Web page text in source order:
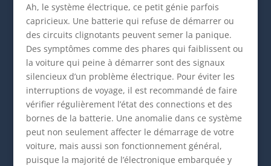
Ah, le système électrique, ce petit génie parfois
capricieux. Une batterie qui refuse de démarrer ou
des circuits clignotants peuvent semer la panique.
Des symptômes comme des phares qui faiblissent ou
la voiture qui peine à démarrer sont des signaux
silencieux d’un problème électrique. Pour éviter les
interruptions de voyage, il est recommandé de faire
vérifier régulièrement l’état des connections et des
bornes de la batterie. Une anomalie dans ce système
peut non seulement affecter le démarrage de votre
voiture, mais aussi son fonctionnement général,
puisque la majorité de l’électronique embarquée y